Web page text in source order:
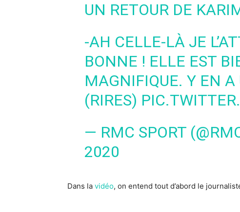
UN RETOUR DE
-AH CELLE-LÀ JE
BONNE ! ELLE EST
MAGNIFIQUE. Y EN A
(RIRES)
— RMC SPORT
2020
Dans la vidéo, on entend tout d’abord le